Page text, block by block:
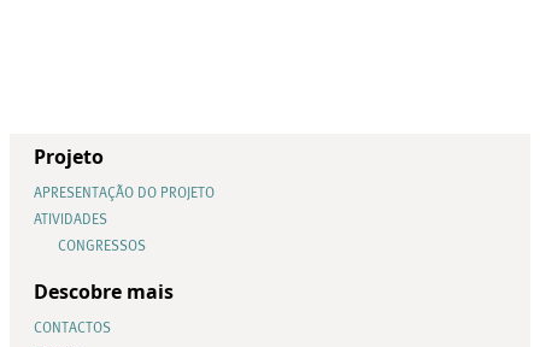
Projeto
APRESENTAÇÃO DO PROJETO
ATIVIDADES
CONGRESSOS
Descobre mais
CONTACTOS